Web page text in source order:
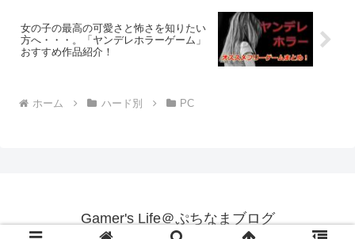
女の子の最高の可愛さと怖さを知りたい
方へ・・・。「ヤンデレホラーゲーム」
おすすめ作品紹介！
ホーム ハード別 PC
Gamer's Life＠ぷちなまブログ